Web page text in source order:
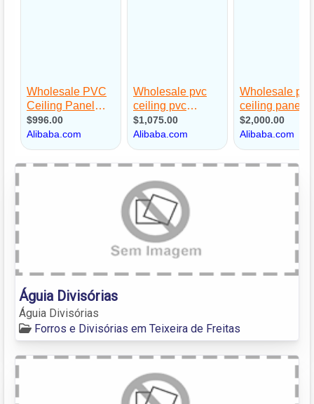
Águia Divisórias
Águia Divisórias
Forros e Divisórias em Teixeira de Freitas